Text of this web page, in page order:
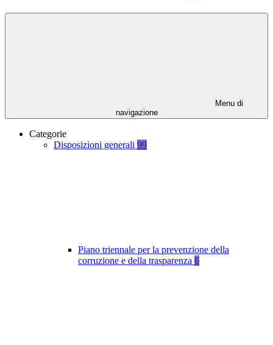
Menu di
navigazione
Categorie
Disposizioni generali 99
Piano triennale per la prevenzione della
corruzione e della trasparenza 6